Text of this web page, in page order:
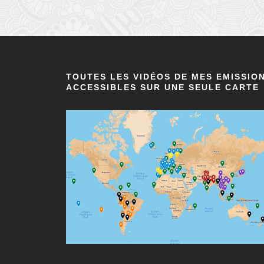
TOUTES LES VIDÉOS DE MES
ACCESSIBLES SUR UNE SEULE CARTE